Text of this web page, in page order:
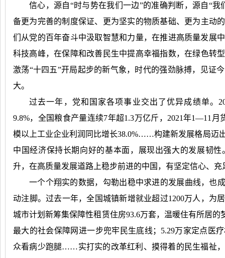
信心，源自“时与势在我们一边”的准确判断，源自“
备更为完善的制度保证、更为坚实的物质基础、更为主动
们从党的百年奋斗中汲取智慧和力量，在推进高质量发展
科技高峰，在保障和改善民生中提高幸福指数，在绿色
激荡“十四五”开局起步的新气象，时代的强劲脉搏，见证
大。
过去一年，党和国家各项事业交出了优异成绩单。
9.8%，全国粮食产量连续7年超1.3万亿斤，2021年1—11月
模以上工业企业利润同比增长38.0%……构建新发展格局迈
中国经济保持长期向好的基本面，展现出强大的发展韧
升，在高质量发展道路上稳步前进的中国，有坚定信心、
一个个翔实的数据，勾勒出稳中求进的发展曲线，也
动注脚。过去一年，全国城镇新增就业超过1200万人，为
城市计划新筹集保障性租赁住房93.6万套，温暖住有所居
最大的社会保障网进一步兜牢民生底线；5.29万家定点医
众看病少跑腿……实打实的改革红利、摸得着的民生福祉